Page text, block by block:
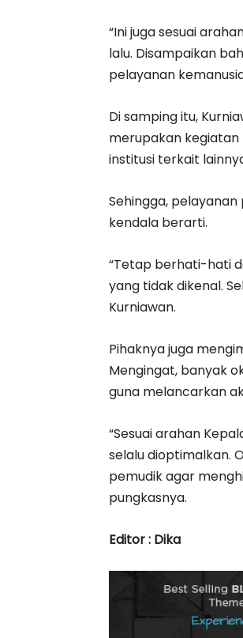
“Ini juga sesuai
lalu. Disampaikan
pelayanan
Di samping itu,
merupakan kegiatan
institusi terkait
Sehingga,
kendala berarti.
“Tetap berhati-hati
yang tidak dikenal.
Kurniawan.
Pihaknya juga
Mengingat, banyak
guna melancarkan
“Sesuai arahan
selalu dioptimalkan.
pemudik agar
pungkasnya.
Editor : Dika